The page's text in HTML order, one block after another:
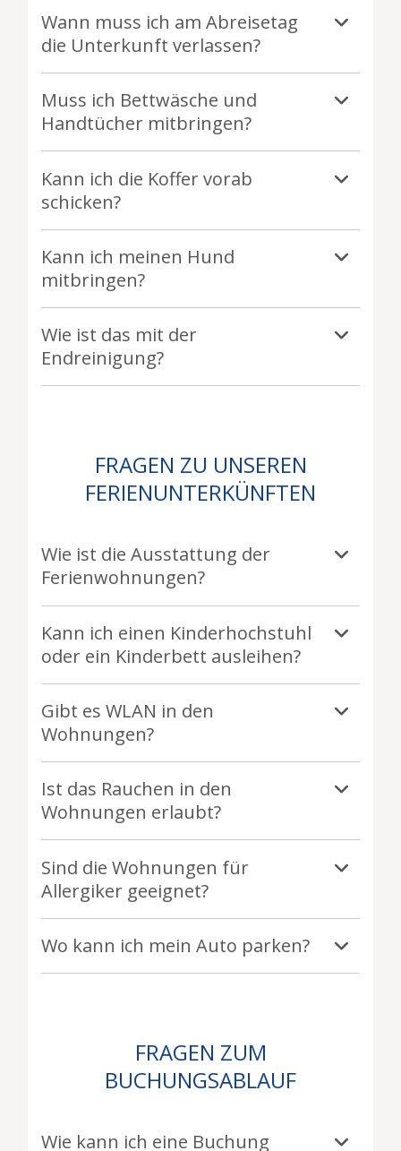
Wann muss ich am Abreisetag
die Unterkunft verlassen?
Muss ich Bettwäsche und
Handtücher mitbringen?
Kann ich die Koffer vorab
schicken?
Kann ich meinen Hund
mitbringen?
Wie ist das mit der
Endreinigung?
FRAGEN ZU UNSEREN
FERIENUNTERKÜNFTEN
Wie ist die Ausstattung der
Ferienwohnungen?
Kann ich einen Kinderhochstuhl
oder ein Kinderbett ausleihen?
Gibt es WLAN in den
Wohnungen?
Ist das Rauchen in den
Wohnungen erlaubt?
Sind die Wohnungen für
Allergiker geeignet?
Wo kann ich mein Auto parken?
FRAGEN ZUM
BUCHUNGSABLAUF
Wie kann ich eine Buchung